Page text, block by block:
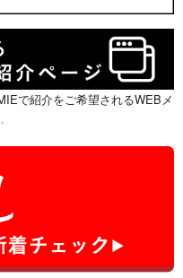
で紹介をご希望されるWEBメ